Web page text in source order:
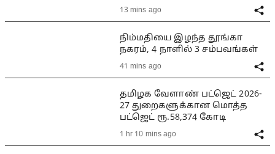
13 mins ago
நிம்மதியை இழந்த தூங்கா
நகரம், 4 நாளில் 3 சம்பவங்கள்
41 mins ago
தமிழக வேளாண் பட்ஜெட் 2026-
27 துறைகளுக்கான மொத்த
பட்ஜெட் ரூ.58,374 கோடி
1 hr 10 mins ago